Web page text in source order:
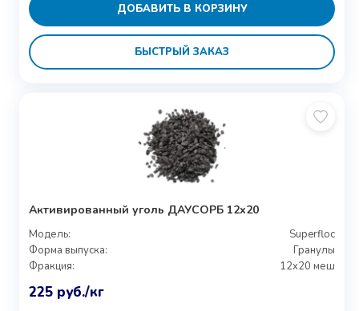
ДОБАВИТЬ В КОРЗИНУ
БЫСТРЫЙ ЗАКАЗ
Активированный уголь ДАУСОРБ 12х20
Модель:
Superfloc
Форма выпуска:
Гранулы
Фракция:
12х20 меш
225 руб./кг